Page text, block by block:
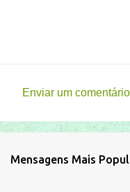
e
Enviar um comentário
Mensagens Mais